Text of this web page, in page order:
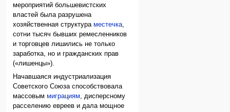
мероприятий большевистских
властей была разрушена
хозяйственная структураместечка,
сотни тысяч бывших ремесленников
и торговцев лишились не только
заработка, но и гражданских прав
(«лишенцы»).
Начавшаяся индустриализация
Советского Союза способствовала
массовыммиграциям , дисперсному
расселению евреев и дала мощное